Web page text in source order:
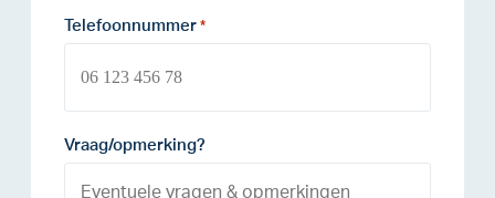
Telefoonnummer *
Vraag/opmerking?